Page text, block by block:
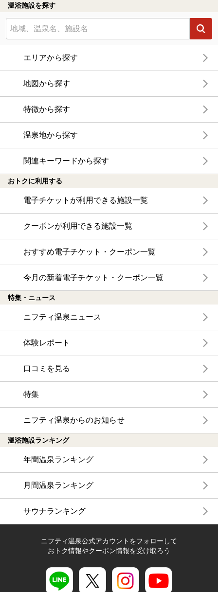
温浴施設を探す
エリアから探す
地図から探す
特徴から探す
温泉地から探す
関連キーワードから探す
おトクに利用する
電子チケットが利用できる施設一覧
クーポンが利用できる施設一覧
おすすめ電子チケット・クーポン一覧
今月の新着電子チケット・クーポン一覧
特集・ニュース
ニフティ温泉ニュース
体験レポート
口コミを見る
特集
ニフティ温泉からのお知らせ
温浴施設ランキング
年間温泉ランキング
月間温泉ランキング
サウナランキング
ニフティ温泉公式アカウントをフォローして
おトク情報やクーポン情報を受け取ろう